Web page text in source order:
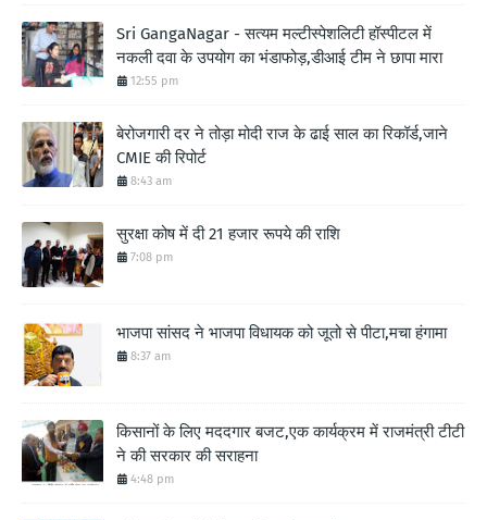
Sri GangaNagar - सत्यम मल्टीस्पेशलिटी हॉस्पीटल में
नकली दवा के उपयोग का भंडाफोड़,डीआई टीम ने छापा मारा
12:55 pm
बेरोजगारी दर ने तोड़ा मोदी राज के ढाई साल का रिकॉर्ड,जाने
CMIE की रिपोर्ट
8:43 am
सुरक्षा कोष में दी 21 हजार रूपये की राशि
7:08 pm
भाजपा सांसद ने भाजपा विधायक को जूतो से पीटा,मचा हंगामा
8:37 am
किसानों के लिए मददगार बजट,एक कार्यक्रम में राजमंत्री टीटी
ने की सरकार की सराहना
4:48 pm